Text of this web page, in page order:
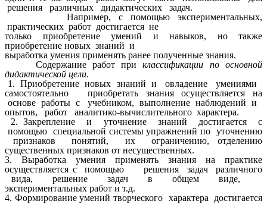
решения различных дидактических задач.
Например, с помощью экспериментальных,
практических работ достигается не
только приобретение умений и навыков, но также
приобретение новых знаний и
выработка умения применять ранее полученные знания.
Содержание работ приклассификации по основной
дидактической цели.
1. Приобретение новых знаний и овладение умениями
самостоятельно приобретать знания осуществляется на
основе работы с учебником, выполнение наблюдений и
опытов, работ аналитико-вычислительного характера.
2. Закрепление и уточнение знаний достигается с
помощью специальной системы упражнений по уточнению
признаков понятий, их ограничению, отделению
существенных признаков от несущественных.
3. Выработка умения применять знания на практике
осуществляется с помощью решения задач различного
вида, решение задач в общем виде,
экспериментальных работ и т.д.
4. Формирование умений творческого характера достигается